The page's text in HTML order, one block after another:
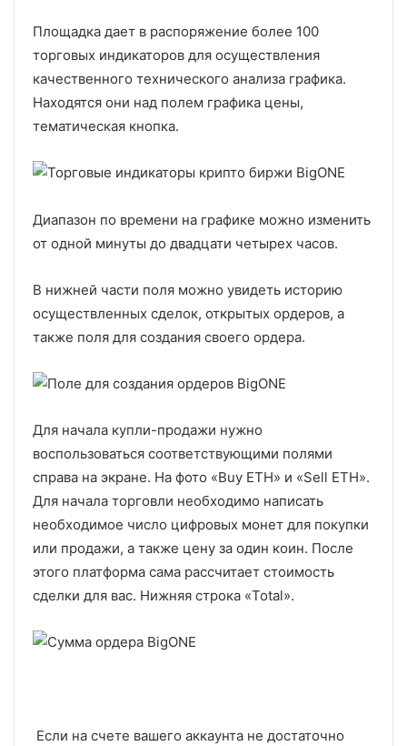
Площадка дает в распоряжение более 100
торговых индикаторов для осуществления
качественного технического анализа графика.
Находятся они над полем графика цены,
тематическая кнопка.
Диапазон по времени на графике можно изменить
от одной минуты до двадцати четырех часов.
В нижней части поля можно увидеть историю
осуществленных сделок, открытых ордеров, а
также поля для создания своего ордера.
Для начала купли-продажи нужно
воспользоваться соответствующими полями
справа на экране. На фото «Buy ETH» и «Sell ETH».
Для начала торговли необходимо написать
необходимое число цифровых монет для покупки
или продажи, а также цену за один коин. После
этого платформа сама рассчитает стоимость
сделки для вас. Нижняя строка «Total».
Если на счете вашего аккаунта не достаточно